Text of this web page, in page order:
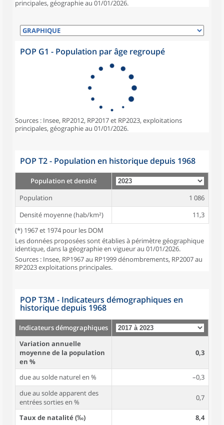
principales, géographie au 01/01/2026.
POP G1 - Population par âge regroupé
Sources : Insee, RP2012, RP2017 et RP2023, exploitations
principales, géographie au 01/01/2026.
POP T2 - Population en historique depuis 1968
Population et densité
Population
1 086
Densité moyenne (hab/km²)
11,3
(*) 1967 et 1974 pour les DOM
Les données proposées sont établies à périmètre géographique
identique, dans la géographie en vigueur au 01/01/2026.
Sources : Insee, RP1967 au RP1999 dénombrements, RP2007 au
RP2023 exploitations principales.
POP T3M - Indicateurs démographiques en
historique depuis 1968
Indicateurs démographiques
Variation annuelle
moyenne de la population
en %
0,3
due au solde naturel en %
–0,3
due au solde apparent des
entrées sorties en %
0,7
Taux de natalité (‰)
8,4